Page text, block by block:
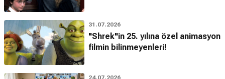
31.07.2026
"Shrek"in 25. yılına özel animasyon
filmin bilinmeyenleri!